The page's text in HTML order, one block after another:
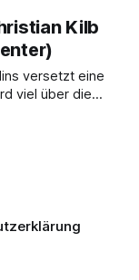
für
sehr spärlich
gibt
Kilb
versetzt eine
viel über die
hinter die